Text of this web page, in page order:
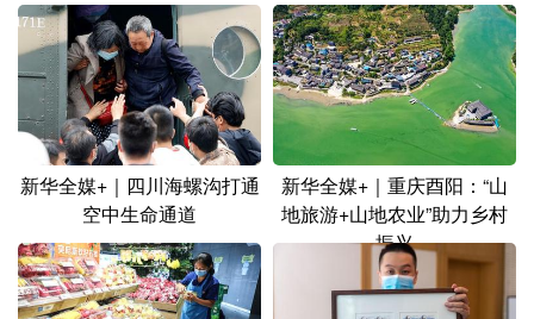
English Español Français عربى
Русский язык 日本語 한국어
Deutsch Português
新华全媒+｜四川海螺沟打通
空中生命通道
新华全媒+｜重庆酉阳：“山
地旅游+山地农业”助力乡村
振兴